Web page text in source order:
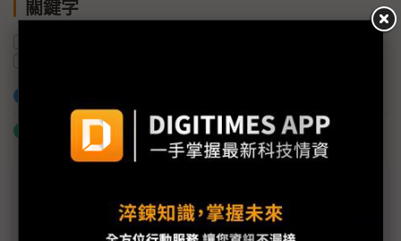
關鍵字
什麼是「關鍵字追蹤」
兩強證實沒砍單！台積電、NVIDIA AI盛世延續